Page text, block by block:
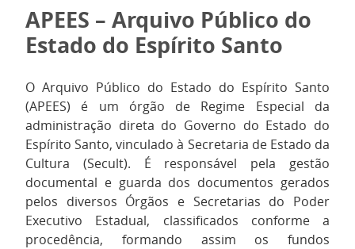
APEES – Arquivo Público do
Estado do Espírito Santo
O Arquivo Público do Estado do Espírito Santo
(APEES) é um órgão de Regime Especial da
administração direta do Governo do Estado do
Espírito Santo, vinculado à Secretaria de Estado da
Cultura (Secult). É responsável pela gestão
documental e guarda dos documentos gerados
pelos diversos Órgãos e Secretarias do Poder
Executivo Estadual, classificados conforme a
procedência, formando assim os fundos